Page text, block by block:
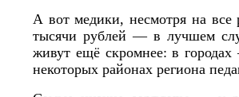
А вот медики, несмотря на
тысячи рублей — в лучшем
живут ещё скромнее: в
некоторых районах региона